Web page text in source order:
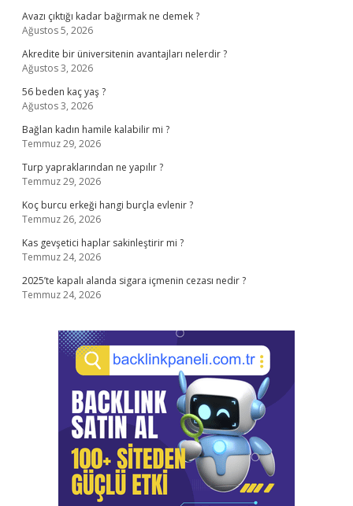
Avazı çıktığı kadar bağırmak ne demek ?
Ağustos 5, 2026
Akredite bir üniversitenin avantajları nelerdir ?
Ağustos 3, 2026
56 beden kaç yaş ?
Ağustos 3, 2026
Bağlan kadın hamile kalabilir mi ?
Temmuz 29, 2026
Turp yapraklarından ne yapılır ?
Temmuz 29, 2026
Koç burcu erkeği hangi burçla evlenir ?
Temmuz 26, 2026
Kas gevşetici haplar sakinleştirir mi ?
Temmuz 24, 2026
2025’te kapalı alanda sigara içmenin cezası nedir ?
Temmuz 24, 2026